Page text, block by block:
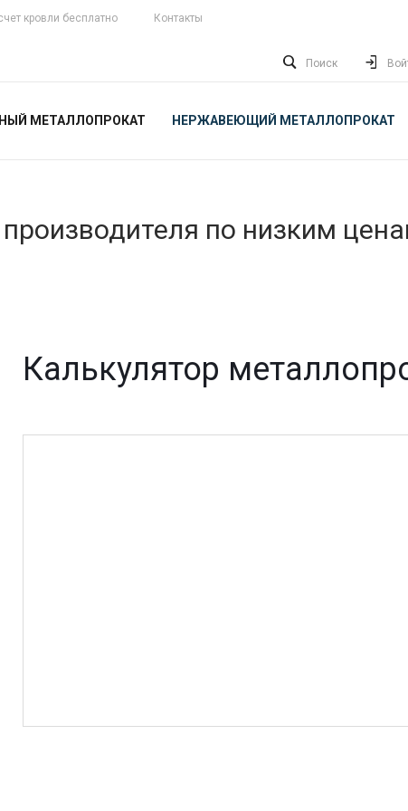
кровли бесплатно Контакты
Поиск
МЕТАЛЛОПРОКАТ НЕРЖАВЕЮЩИЙ МЕТАЛЛОПРОКАТ
по низким
Калькулятор